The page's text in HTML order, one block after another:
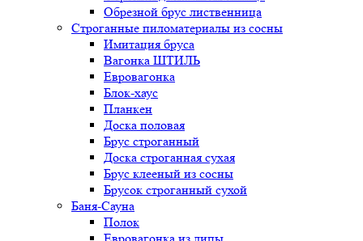
Обрезной брус лиственница
Строганные пиломатериалы из сосны
Имитация бруса
Вагонка ШТИЛЬ
Евровагонка
Блок-хаус
Планкен
Доска половая
Брус строганный
Доска строганная сухая
Брус клееный из сосны
Брусок строганный сухой
Баня-Сауна
Полок